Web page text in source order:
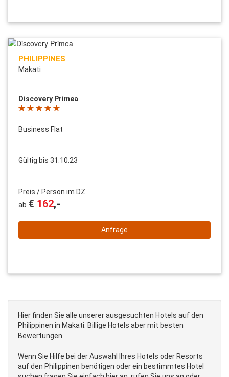
PHILIPPINES
Makati
Discovery Primea
Business Flat
Gültig bis 31.10.23
Preis / Person im DZ
ab € 162,-
Anfrage
Hier finden Sie alle unserer ausgesuchten Hotels auf den
Philippinen in Makati. Billige Hotels aber mit besten
Bewertungen.
Wenn Sie Hilfe bei der Auswahl Ihres Hotels oder Resorts
auf den Philippinen benötigen oder ein bestimmtes Hotel